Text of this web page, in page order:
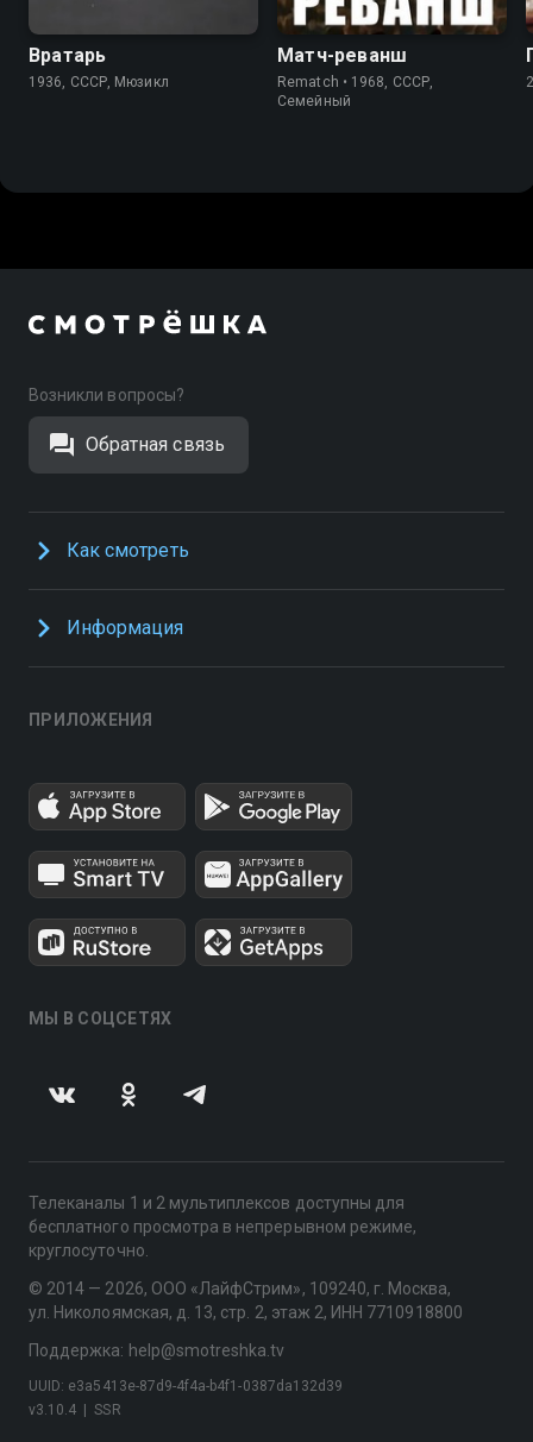
Вратарь
1936, СССР, Мюзикл
Матч-реванш
Rematch • 1968, СССР,
Cемейный
Возникли вопросы?
Обратная связь
Как смотреть
Информация
ПРИЛОЖЕНИЯ
МЫ В СОЦСЕТЯХ
Телеканалы 1 и 2 мультиплексов доступны для
бесплатного просмотра в непрерывном режиме,
круглосуточно.
© 2014 — 2026, ООО «ЛайфСтрим», 109240, г. Москва,
ул. Николоямская, д. 13, стр. 2, этаж 2, ИНН 7710918800
Поддержка: help@smotreshka.tv
v3.10.4 SSR
UUID: e3a5413e-87d9-4f4a-b4f1-0387da132d39